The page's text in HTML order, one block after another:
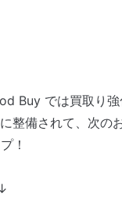
Buy では買取り強
整備されて、次の
！